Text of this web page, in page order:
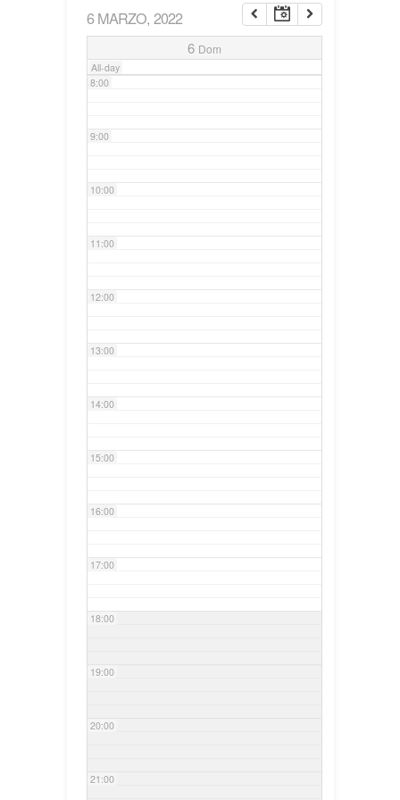
6 MARZO, 2022
6 Dom
All-day
7:00
8:00
9:00
10:00
11:00
12:00
13:00
14:00
15:00
16:00
17:00
18:00
19:00
20:00
21:00